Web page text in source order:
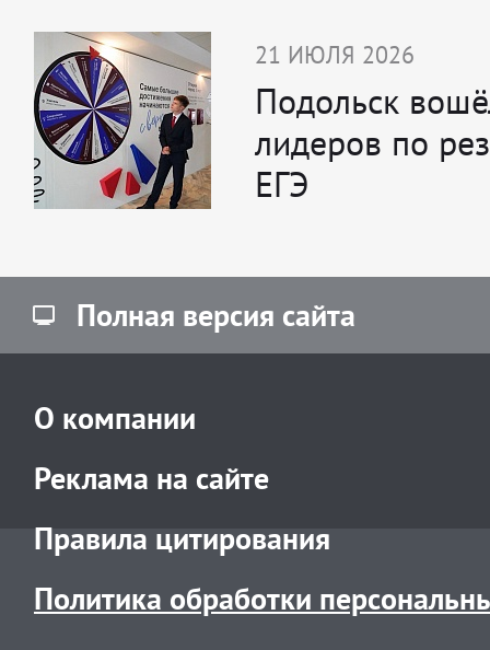
21 ИЮЛЯ 2026
Подольск
лидеров по
ЕГЭ
Полная версия сайта
О компании
Реклама на сайте
Правила цитирования
Политика обработки